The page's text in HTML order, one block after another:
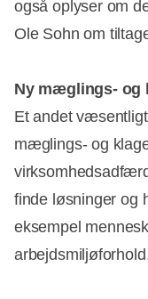
også oplyser om
Ole Sohn om
Ny mæglings- og
Et andet
mæglings- og
finde løsninger og
eksempel